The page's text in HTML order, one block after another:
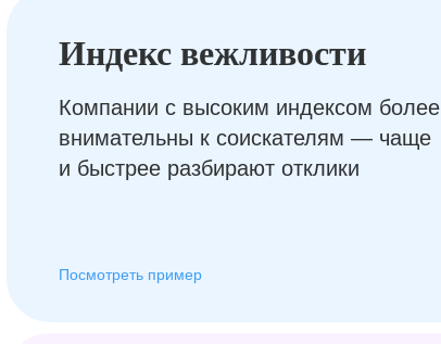
Индекс вежливости
Компании с высоким индексом более
внимательны к соискателям — чаще
и быстрее разбирают отклики
Посмотреть пример